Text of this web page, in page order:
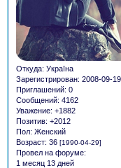
Откуда: Україна
Зарегистрирован: 2008-09-19
Приглашений: 0
Сообщений: 4162
Уважение: +1882
Позитив: +2012
Пол: Женский
Возраст: 36 [1990-04-29]
Провел на форуме:
1 месяц 13 дней